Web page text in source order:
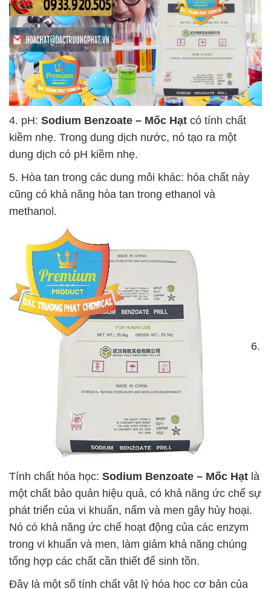
4. pH: Sodium Benzoate – Mốc Hạt có tính chất
kiềm nhẹ. Trong dung dịch nước, nó tạo ra một
dung dịch có pH kiềm nhẹ.
5. Hòa tan trong các dung môi khác: hóa chất này
cũng có khả năng hòa tan trong ethanol và
methanol.
6.
Tính chất hóa học: Sodium Benzoate – Mốc Hạt là
một chất bảo quản hiệu quả, có khả năng ức chế sự
phát triển của vi khuẩn, nấm và men gây hủy hoại.
Nó có khả năng ức chế hoạt động của các enzym
trong vi khuẩn và men, làm giảm khả năng chúng
tổng hợp các chất cần thiết để sinh tồn.
Đây là một số tính chất vật lý hóa học cơ bản của